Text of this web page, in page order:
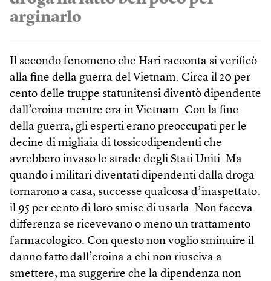
arginarlo
Il secondo fenomeno che Hari racconta si verificò
alla fine della guerra del Viet­nam. Circa il 20 per
cento delle truppe statunitensi diventò dipendente
dall’eroina mentre era in Vietnam. Con la fine
della guerra, gli esperti erano preoccupati per le
decine di migliaia di tossicodipendenti che
avrebbero invaso le strade degli Stati Uniti. Ma
quando i militari diventati dipendenti dalla droga
tornarono a casa, successe qualcosa d’inaspettato:
il 95 per cento di loro smise di usarla. Non faceva
differenza se ricevevano o meno un trattamento
farmacologico. Con questo non voglio sminuire il
danno fatto dall’eroina a chi non riusciva a
smettere, ma suggerire che la dipendenza non